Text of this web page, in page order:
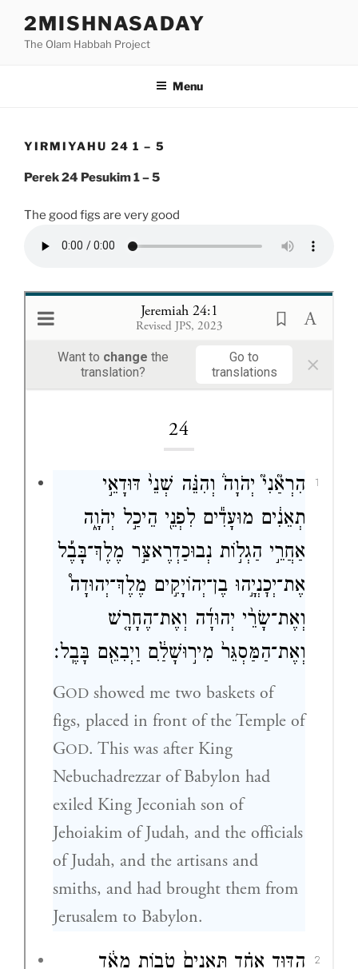
content
2MISHNASADAY
The Olam Habbah Project
Menu
YIRMIYAHU 24 1 – 5
Perek 24 Pesukim 1 – 5
The good figs are very good